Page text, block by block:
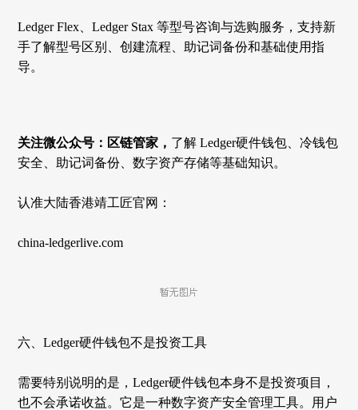
Ledger Flex、Ledger Stax 等型号咨询与选购服务，支持新
手了解型号区别、创建流程、助记词备份和基础使用指
导。
关注微公众号：区链管家， 了解 Ledger硬件钱包、冷钱包
安全、助记词备份、数字资产存储等基础知识。
认准大陆香港靖工匠官网：
china-ledgerlive.com
六、Ledger硬件钱包不是投资工具
需要特别说明的是，Ledger硬件钱包本身不是投资项目，
也不会承诺收益。它是一种数字资产安全管理工具。用户